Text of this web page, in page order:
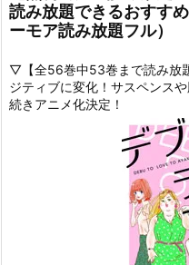
読み放題できるおすす
ーモア読み放題フル）
▽【全56巻中53巻まで読み放
ジティブに変化！サスペンス
続きアニメ化決定！